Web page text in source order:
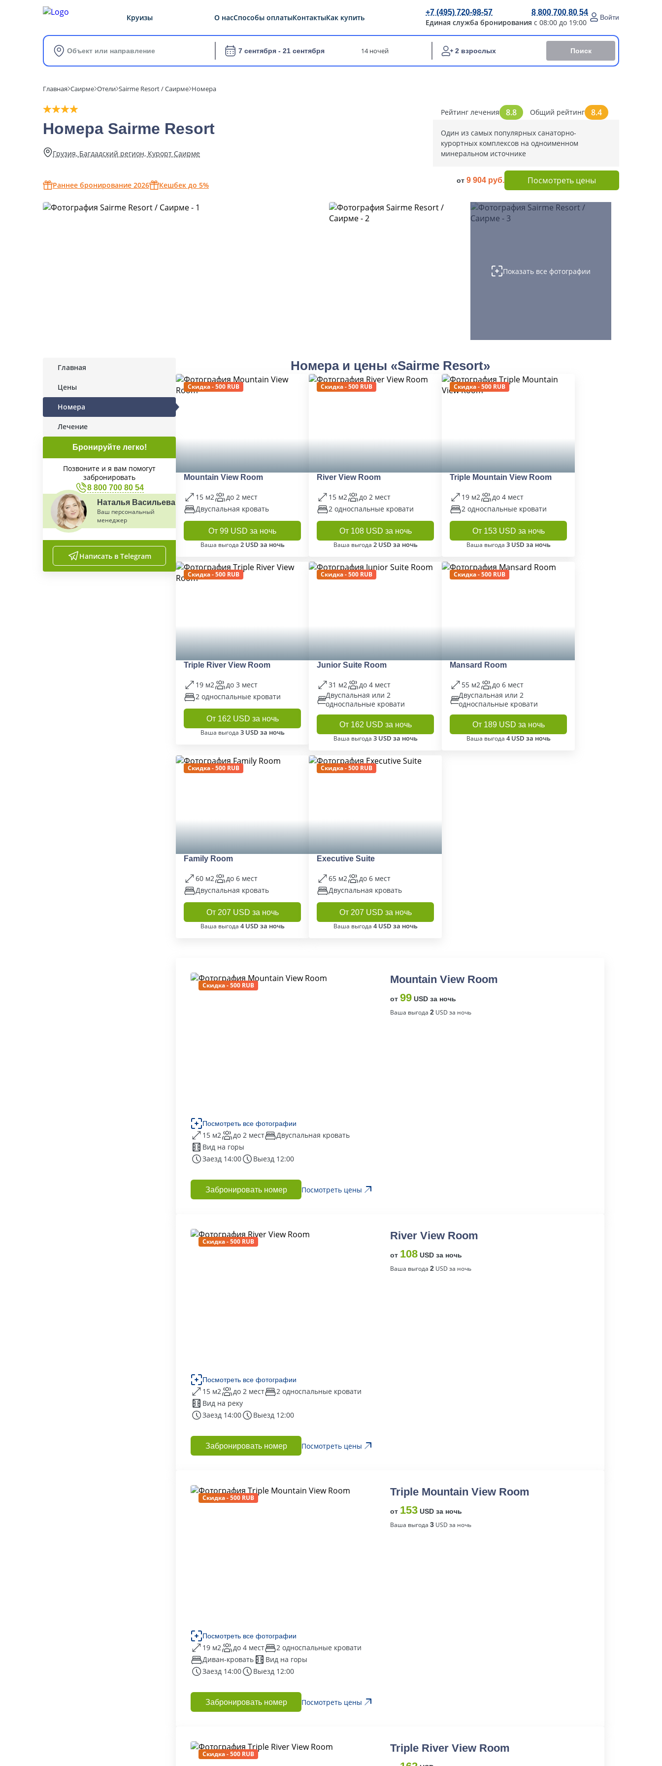
Круизы О насСпособы оплатыКонтактыКак купить
+7 (495) 720-98-57 8 800 700 80 54
Единая служба бронирования с 08:00 до 19:00
Войти
Объект или направление 7 сентября - 21 сентября 14 ночей 2 взрослых Поиск
Главная Саирме Отели Sairme Resort / Саирме Номера
Номера Sairme Resort
Грузия, Багдадский регион, Курорт Саирме
Раннее бронирование 2026 Кешбек до 5%
Рейтинг лечения 8.8 Общий рейтинг 8.4
Один из самых популярных санаторно-
курортных комплексов на одноименном
минеральном источнике
от 9 904 руб. Посмотреть цены
Показать все фотографии
Главная
Цены
Номера
Лечение
Бронируйте легко!
Позвоните и я вам помогут
забронировать
8 800 700 80 54
Наталья Васильева
Ваш персональный
менеджер
Написать в Telegram
Номера и цены «Sairme Resort»
Скидка - 500 RUB
Mountain View Room
15 м2
до 2 мест
Двуспальная кровать
От 99 USD за ночь
Ваша выгода 2 USD за ночь
Скидка - 500 RUB
River View Room
15 м2
до 2 мест
2 односпальные кровати
От 108 USD за ночь
Ваша выгода 2 USD за ночь
Скидка - 500 RUB
Triple Mountain View Room
19 м2
до 4 мест
2 односпальные кровати
От 153 USD за ночь
Ваша выгода 3 USD за ночь
Скидка - 500 RUB
Triple River View Room
19 м2
до 3 мест
2 односпальные кровати
От 162 USD за ночь
Ваша выгода 3 USD за ночь
Скидка - 500 RUB
Junior Suite Room
31 м2
до 4 мест
Двуспальная или 2
односпальные кровати
От 162 USD за ночь
Ваша выгода 3 USD за ночь
Скидка - 500 RUB
Mansard Room
55 м2
до 6 мест
Двуспальная или 2
односпальные кровати
От 189 USD за ночь
Ваша выгода 4 USD за ночь
Скидка - 500 RUB
Family Room
60 м2
до 6 мест
Двуспальная кровать
От 207 USD за ночь
Ваша выгода 4 USD за ночь
Скидка - 500 RUB
Executive Suite
65 м2
до 6 мест
Двуспальная кровать
От 207 USD за ночь
Ваша выгода 4 USD за ночь
Скидка - 500 RUB
Посмотреть все фотографии
15 м2 до 2 мест
Двуспальная кровать
Вид на горы
Заезд 14:00
Выезд 12:00
Mountain View Room
от 99 USD за ночь
Ваша выгода 2 USD за ночь
Забронировать номер Посмотреть цены
Скидка - 500 RUB
Посмотреть все фотографии
15 м2 до 2 мест
2 односпальные кровати
Вид на реку
Заезд 14:00
Выезд 12:00
River View Room
от 108 USD за ночь
Ваша выгода 2 USD за ночь
Забронировать номер Посмотреть цены
Скидка - 500 RUB
Посмотреть все фотографии
19 м2 до 4 мест
2 односпальные кровати
Диван-кровать
Вид на горы
Заезд 14:00
Выезд 12:00
Triple Mountain View Room
от 153 USD за ночь
Ваша выгода 3 USD за ночь
Забронировать номер Посмотреть цены
Скидка - 500 RUB Triple River View Room